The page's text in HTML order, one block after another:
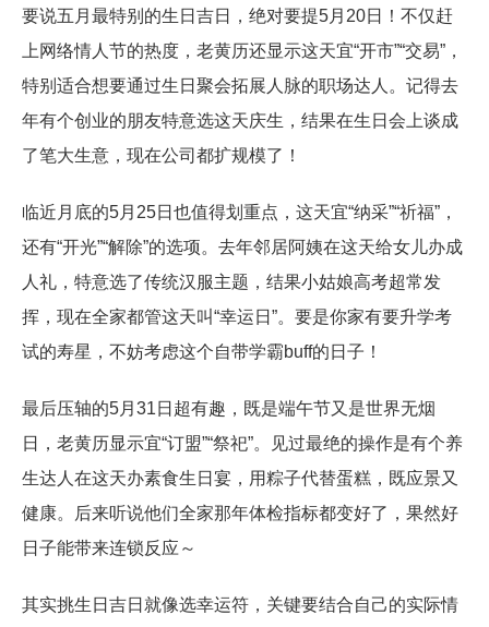
要说五月最特别的生日吉日，绝对要提5月20日！不仅赶
上网络情人节的热度，老黄历还显示这天宜“开市”“交易”，
特别适合想要通过生日聚会拓展人脉的职场达人。记得去
年有个创业的朋友特意选这天庆生，结果在生日会上谈成
了笔大生意，现在公司都扩规模了！
临近月底的5月25日也值得划重点，这天宜“纳采”“祈福”，
还有“开光”“解除”的选项。去年邻居阿姨在这天给女儿办成
人礼，特意选了传统汉服主题，结果小姑娘高考超常发
挥，现在全家都管这天叫“幸运日”。要是你家有要升学考
试的寿星，不妨考虑这个自带学霸buff的日子！
最后压轴的5月31日超有趣，既是端午节又是世界无烟
日，老黄历显示宜“订盟”“祭祀”。见过最绝的操作是有个养
生达人在这天办素食生日宴，用粽子代替蛋糕，既应景又
健康。后来听说他们全家那年体检指标都变好了，果然好
日子能带来连锁反应～
其实挑生日吉日就像选幸运符，关键要结合自己的实际情